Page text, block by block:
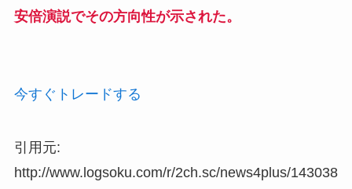
安倍演説でその方向性が示された。
今すぐトレードする
引用元:
http://www.logsoku.com/r/2ch.sc/news4plus/143038